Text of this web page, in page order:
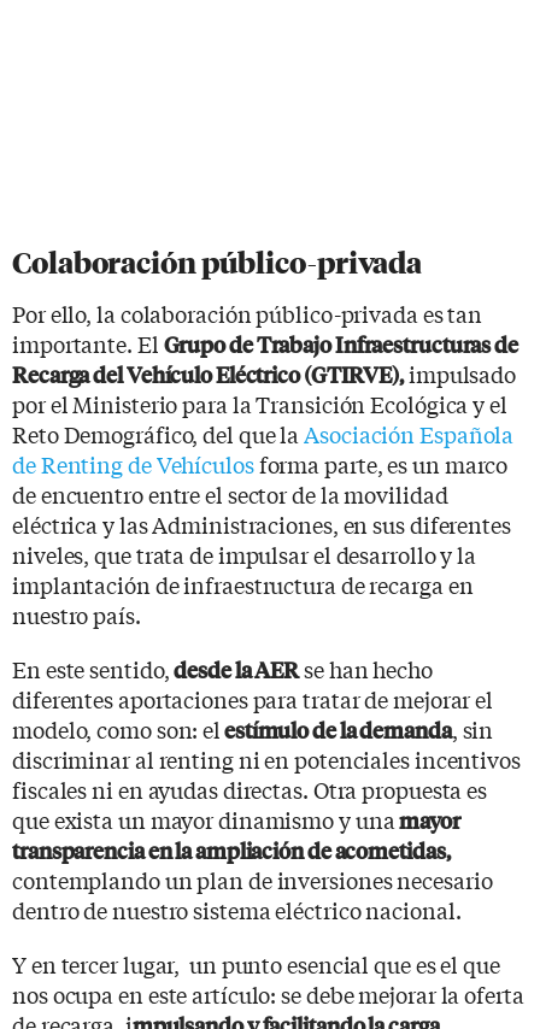
Colaboración público-privada
Por ello, la colaboración público-privada es tan
importante. El Grupo de Trabajo Infraestructuras de
Recarga del Vehículo Eléctrico (GTIRVE),impulsado
por el Ministerio para la Transición Ecológica y el
Reto Demográfico, del que laAsociación Española
de Renting de Vehículosforma parte, es un marco
de encuentro entre el sector de la movilidad
eléctrica y las Administraciones, en sus diferentes
niveles, que trata de impulsar el desarrollo y la
implantación de infraestructura de recarga en
nuestro país.
En este sentido,desde la AERse han hecho
diferentes aportaciones para tratar de mejorar el
modelo, como son: el estímulo de la demanda, sin
discriminar al renting ni en potenciales incentivos
fiscales ni en ayudas directas. Otra propuesta es
que exista un mayor dinamismo y unamayor
transparencia en la ampliación de acometidas,
contemplando un plan de inversiones necesario
dentro de nuestro sistema eléctrico nacional.
Y en tercer lugar, un punto esencial que es el que
nos ocupa en este artículo: se debe mejorar la oferta